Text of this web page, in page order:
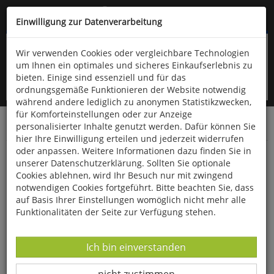
Kompletten Head der Seite überspringen
oder (06766) 9323-960
Startseite Bücher Kunst Bildende Kunst
Wer war Mona Lisa?
Einwilligung zur Datenverarbeitung
Wir verwenden Cookies oder vergleichbare Technologien
um Ihnen ein optimales und sicheres Einkaufserlebnis zu
bieten. Einige sind essenziell und für das
ordnungsgemäße Funktionieren der Website notwendig
während andere lediglich zu anonymen Statistikzwecken,
für Komforteinstellungen oder zur Anzeige
personalisierter Inhalte genutzt werden. Dafür können Sie
hier Ihre Einwilligung erteilen und jederzeit widerrufen
oder anpassen. Weitere Informationen dazu finden Sie in
unserer Datenschutzerklärung. Sollten Sie optionale
Cookies ablehnen, wird Ihr Besuch nur mit zwingend
notwendigen Cookies fortgeführt. Bitte beachten Sie, dass
auf Basis Ihrer Einstellungen womöglich nicht mehr alle
Funktionalitäten der Seite zur Verfügung stehen.
Datenverarbeitung -
Ich bin einverstanden